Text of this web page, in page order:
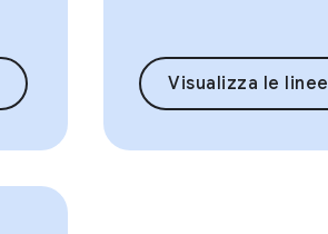
Visualizza le linee guida